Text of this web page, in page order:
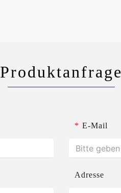
Produktanfrage
* E-Mail
Adresse